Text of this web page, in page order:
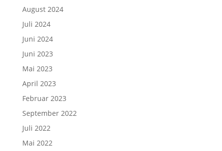
August 2024
Juli 2024
Juni 2024
Juni 2023
Mai 2023
April 2023
Februar 2023
September 2022
Juli 2022
Mai 2022